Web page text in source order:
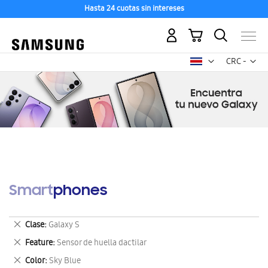
Hasta 24 cuotas sin intereses
CRC -
colón
Mi carrito
Smartphones
Clase Galaxy S
Eliminar
este
artículo
Feature Sensor de huella dactilar
Eliminar
este
Color Sky Blue
Eliminar